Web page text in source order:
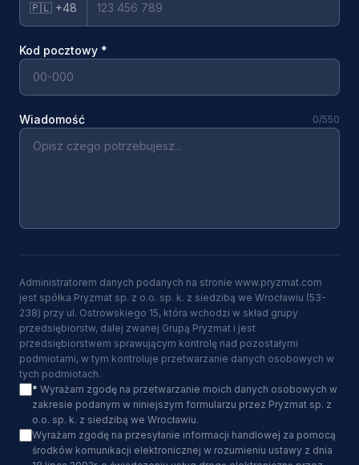
🇵🇱 +48
Kod pocztowy *
Wiadomość 0/550
Administratorem danych podanych na stronie www.pryzmat.com
jest spółka Pryzmat sp. z o.o. sp. k. z siedzibą we Wrocławiu (53-
238) przy ul. Ostrowskiego 15, która wchodzi w skład grupy
przedsiębiorstw, dalej zwanej Grupą Pryzmat i jest
przedsiębiorstwem sprawującym kontrolę nad pozostałymi
podmiotami, w tym kontroluje przetwarzanie danych osobowych w
tych podmiotach.
* Wyrażam zgodę na przetwarzanie moich danych osobowych w
zakresie podanym w niniejszym formularzu przez Pryzmat sp. z
o.o. sp. k. z siedzibą we Wrocławiu.
Wyrażam zgodę na przesyłanie informacji handlowej za pomocą
środków komunikacji elektronicznej w rozumieniu ustawy z dnia